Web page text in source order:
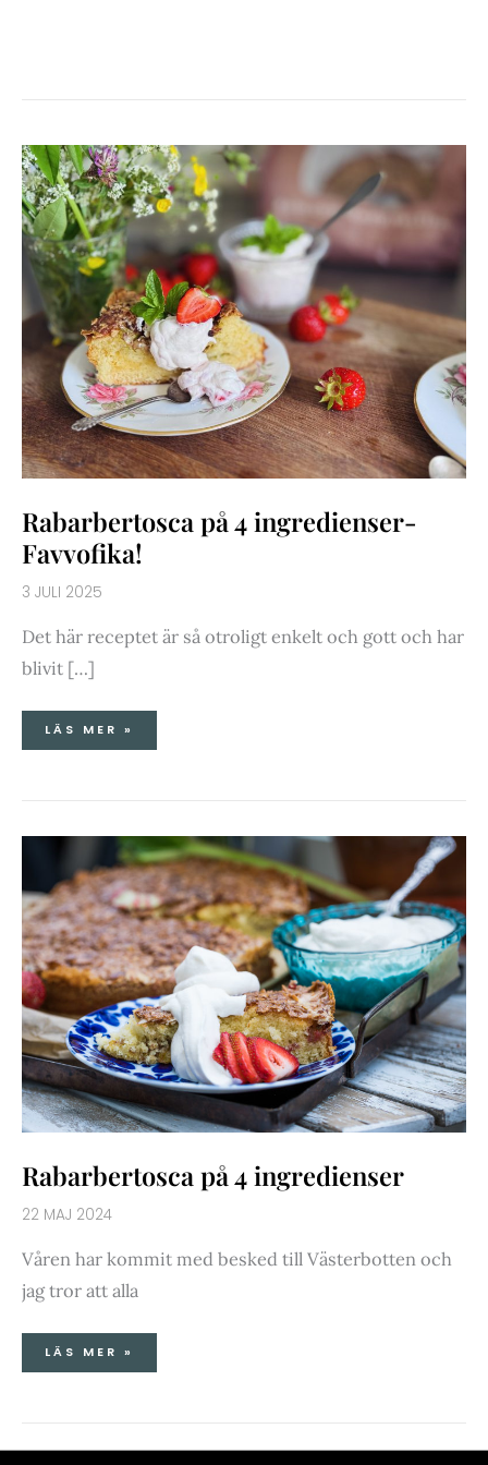
Rabarbertosca på 4 ingredienser-
Favvofika!
3 JULI 2025
Det här receptet är så otroligt enkelt och gott och har
blivit […]
RABARBERTOSCA
PÅ
4
INGREDIENSER-
FAVVOFIKA!
LÄS MER »
Rabarbertosca på 4 ingredienser
22 MAJ 2024
Våren har kommit med besked till Västerbotten och
jag tror att alla
RABARBERTOSCA
INGREDIENSER
LÄS MER »